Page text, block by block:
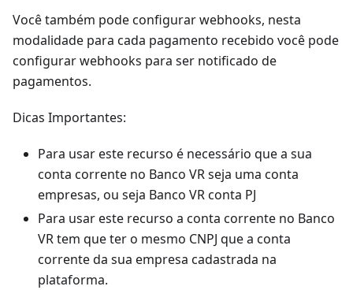
Você também pode configurar webhooks, nesta
modalidade para cada pagamento recebido você pode
configurar webhooks para ser notificado de
pagamentos.
Dicas Importantes:
Para usar este recurso é necessário que a sua
conta corrente no Banco VR seja uma conta
empresas, ou seja Banco VR conta PJ
Para usar este recurso a conta corrente no Banco
VR tem que ter o mesmo CNPJ que a conta
corrente da sua empresa cadastrada na
plataforma.